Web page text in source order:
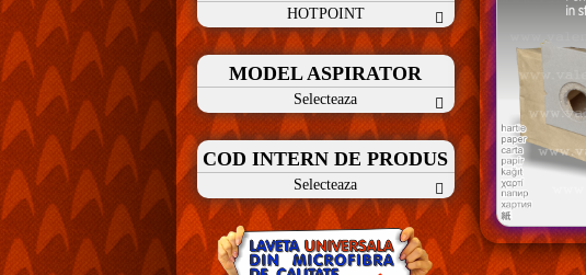
HOTPOINT
MODEL ASPIRATOR
Selecteaza
COD INTERN DE PRODUS
Selecteaza